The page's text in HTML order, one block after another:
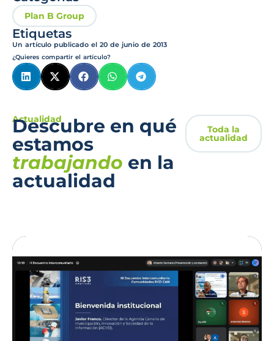
Plan B Group
Etiquetas
Un artículo publicado el 20 de junio de 2013
¿Quieres compartir el artículo?
Actualidad
Descubre en qué
estamos
trabajando en la
actualidad
Toda la
actualidad